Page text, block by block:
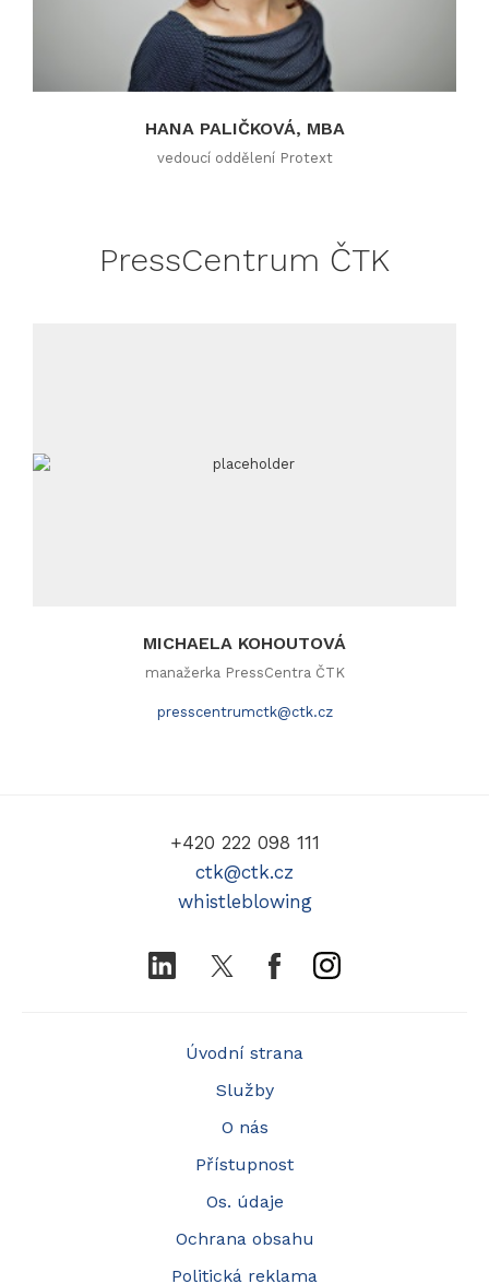
HANA PALIČKOVÁ, MBA
vedoucí oddělení Protext
PressCentrum ČTK
MICHAELA KOHOUTOVÁ
manažerka PressCentra ČTK
presscentrumctk@ctk.cz
+420 222 098 111
ctk@ctk.cz
whistleblowing
LinkedIn TwitterFacebookInstagram
Úvodní strana
Služby
O nás
Přístupnost
Os. údaje
Ochrana obsahu
Politická reklama